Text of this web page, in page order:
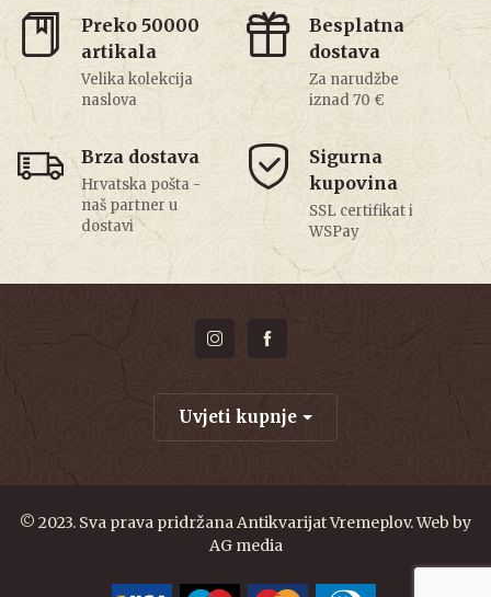
Preko 50000
artikala
Velika kolekcija
naslova
Besplatna
dostava
Za narudžbe
iznad 70 €
Brza dostava
Hrvatska pošta -
naš partner u
dostavi
Sigurna
kupovina
SSL certifikat i
WSPay
Uvjeti kupnje
© 2023. Sva prava pridržana Antikvarijat Vremeplov. Web by
AG media